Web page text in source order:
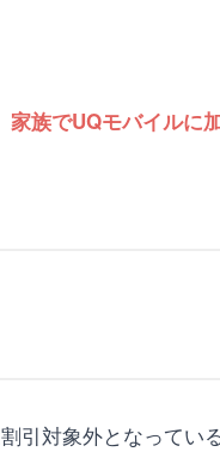
家族でUQモバイルに
引対象外となってい